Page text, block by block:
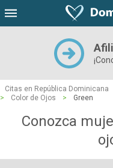
Citas en República Dominicana
>
Color de Ojos > Green
Conozca